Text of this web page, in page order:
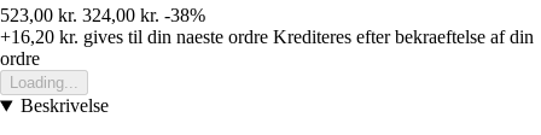
523,00 kr. 324,00 kr. -38%
+16,20 kr. gives til din naeste ordre Krediteres efter bekraeftelse af din
ordre
Loading...
Beskrivelse